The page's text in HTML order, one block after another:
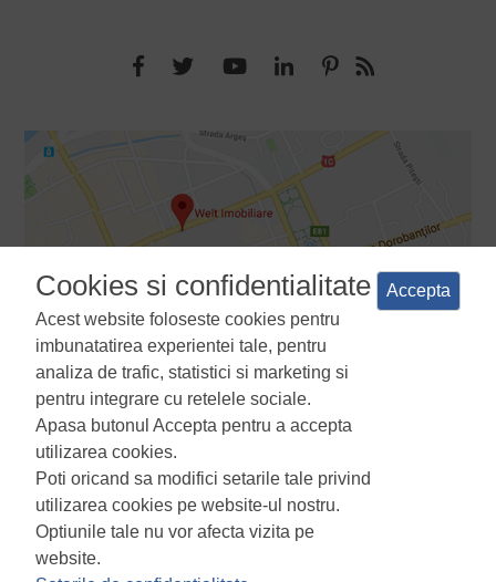
Termeni si conditii Politica de confidentialitate
utilizare a cookie-urilor
Cookies si confidentialitate
Acest website foloseste cookies pentru
imbunatatirea experientei tale, pentru
analiza de trafic, statistici si marketing si
pentru integrare cu retelele sociale.
Apasa butonul Accepta pentru a accepta
utilizarea cookies.
Poti oricand sa modifici setarile tale privind
utilizarea cookies pe website-ul nostru.
Optiunile tale nu vor afecta vizita pe
website.
Accepta